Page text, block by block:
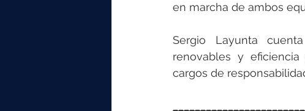
en marcha de ambos
Sergio Layunta
renovables y
cargos de